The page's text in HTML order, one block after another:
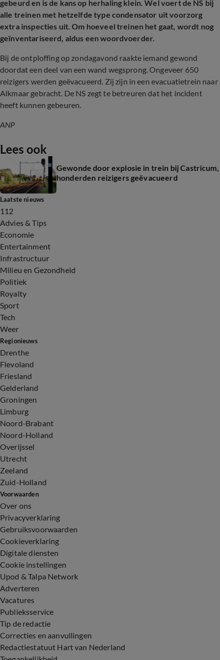
gebeurd en is de kans op herhaling klein. Wel voert de NS bij
alle treinen met hetzelfde type condensator uit voorzorg
extra inspecties uit. Om hoeveel treinen het gaat, wordt nog
geïnventariseerd, aldus een woordvoerder.
Bij de ontploffing op zondagavond raakte iemand gewond
doordat een deel van een wand wegsprong. Ongeveer 650
reizigers werden geëvacueerd. Zij zijn in een evacuatietrein naar
Alkmaar gebracht. De NS zegt te betreuren dat het incident
heeft kunnen gebeuren.
ANP
Lees ook
Gewonde door explosie in trein bij Castricum,
honderden reizigers geëvacueerd
Laatste nieuws
112
Advies & Tips
Economie
Entertainment
Infrastructuur
Milieu en Gezondheid
Politiek
Royalty
Sport
Tech
Weer
Regionieuws
Drenthe
Flevoland
Friesland
Gelderland
Groningen
Limburg
Noord-Brabant
Noord-Holland
Overijssel
Utrecht
Zeeland
Zuid-Holland
Voorwaarden
Over ons
Privacyverklaring
Gebruiksvoorwaarden
Cookieverklaring
Digitale diensten
Cookie instellingen
Upod & Talpa Network
Adverteren
Vacatures
Publieksservice
Tip de redactie
Correcties en aanvullingen
Redactiestatuut Hart van Nederland